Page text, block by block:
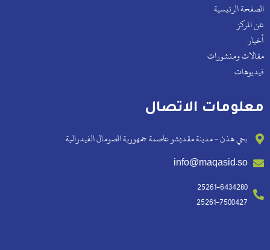
الصفحة الرئيسية
عن المركز
أخبار
مقالات ومنشورات
فيديوهات
معلومات الاتصال
بحي هذن - مدينة مقديشو عاصمة جمهورية الصومال الفيدرالية
info@maqasid.so
25261-6434280
25261-7500427